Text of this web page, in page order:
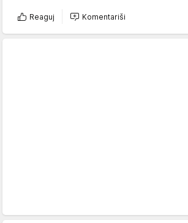
Reaguj Komentariši